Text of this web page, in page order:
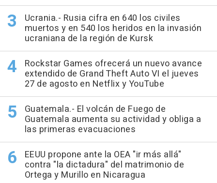
Ucrania.- Rusia cifra en 640 los civiles
muertos y en 540 los heridos en la invasión
ucraniana de la región de Kursk
Rockstar Games ofrecerá un nuevo avance
extendido de Grand Theft Auto VI el jueves
27 de agosto en Netflix y YouTube
Guatemala.- El volcán de Fuego de
Guatemala aumenta su actividad y obliga a
las primeras evacuaciones
EEUU propone ante la OEA "ir más allá"
contra "la dictadura" del matrimonio de
Ortega y Murillo en Nicaragua